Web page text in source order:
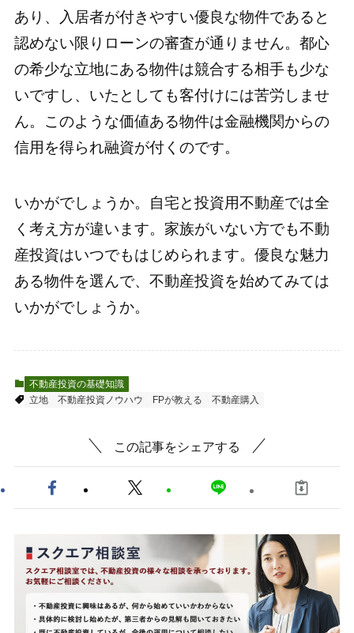
あり、入居者が付きやすい優良な物件であると
認めない限りローンの審査が通りません。都心
の希少な立地にある物件は競合する相手も少な
いですし、いたとしても客付けには苦労しませ
ん。このような価値ある物件は金融機関からの
信用を得られ融資が付くのです。
いかがでしょうか。自宅と投資用不動産では全
く考え方が違います。家族がいない方でも不動
産投資はいつでもはじめられます。優良な魅力
ある物件を選んで、不動産投資を始めてみては
いかがでしょうか。
不動産投資の基礎知識
立地
不動産投資ノウハウ FPが教える 不動産購入
この記事をシェアする